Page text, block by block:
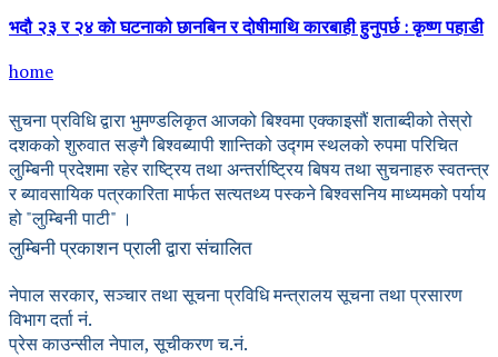
भदौ २३ र २४ काे घटनाको छानबिन र दोषीमाथि कारबाही हुनुपर्छ : कृष्ण पहाडी
home
सुचना प्रविधि द्वारा भुमण्डलिकृत आजको बिश्वमा एक्काइसौं शताब्दीको तेस्रो
दशकको शुरुवात सङ्गै बिश्वब्यापी शान्तिको उद्गम स्थलको रुपमा परिचित
लुम्बिनी प्रदेशमा रहेर राष्ट्रिय तथा अन्तर्राष्ट्रिय बिषय तथा सुचनाहरु स्वतन्त्र
र ब्यावसायिक पत्रकारिता मार्फत सत्यतथ्य पस्कने बिश्वसनिय माध्यमको पर्याय
हो "लुम्बिनी पाटी" ।
लुम्बिनी प्रकाशन प्राली द्वारा संचालित
नेपाल सरकार, सञ्चार तथा सूचना प्रविधि मन्त्रालय सूचना तथा प्रसारण
विभाग दर्ता नं.
प्रेस काउन्सील नेपाल, सूचीकरण च.नं.